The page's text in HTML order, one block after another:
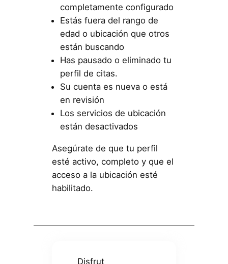
completamente configurado
Estás fuera del rango de
edad o ubicación que otros
están buscando
Has pausado o eliminado tu
perfil de citas.
Su cuenta es nueva o está
en revisión
Los servicios de ubicación
están desactivados
Asegúrate de que tu perfil
esté activo, completo y que el
acceso a la ubicación esté
habilitado.
Disfrut